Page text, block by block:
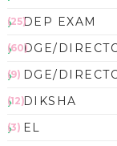
DEP EXAM
(25)
DGE/
(60)
DGE/
(9)
DIKSHA
(12)
EL
(3)